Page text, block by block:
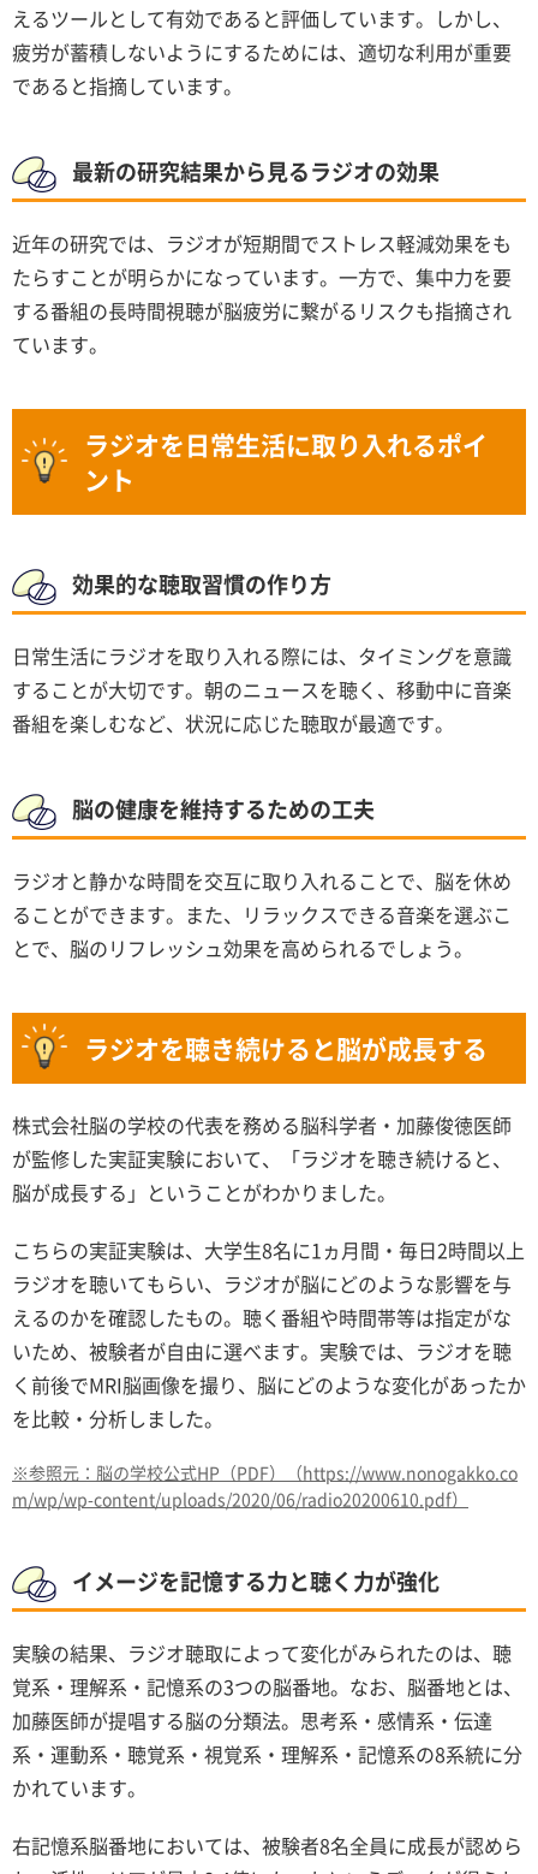
えるツールとして有効であると評価しています。しかし、
疲労が蓄積しないようにするためには、適切な利用が重要
であると指摘しています。
最新の研究結果から見るラジオの効果
近年の研究では、ラジオが短期間でストレス軽減効果をも
たらすことが明らかになっています。一方で、集中力を要
する番組の長時間視聴が脳疲労に繋がるリスクも指摘され
ています。
ラジオを日常生活に取り入れるポイ
ント
効果的な聴取習慣の作り方
日常生活にラジオを取り入れる際には、タイミングを意識
することが大切です。朝のニュースを聴く、移動中に音楽
番組を楽しむなど、状況に応じた聴取が最適です。
脳の健康を維持するための工夫
ラジオと静かな時間を交互に取り入れることで、脳を休め
ることができます。また、リラックスできる音楽を選ぶこ
とで、脳のリフレッシュ効果を高められるでしょう。
ラジオを聴き続けると脳が成長する
株式会社脳の学校の代表を務める脳科学者・加藤俊徳医師
が監修した実証実験において、「ラジオを聴き続けると、
脳が成長する」ということがわかりました。
こちらの実証実験は、大学生8名に1ヵ月間・毎日2時間以上
ラジオを聴いてもらい、ラジオが脳にどのような影響を与
えるのかを確認したもの。聴く番組や時間帯等は指定がな
いため、被験者が自由に選べます。実験では、ラジオを聴
く前後でMRI脳画像を撮り、脳にどのような変化があったか
を比較・分析しました。
※参照元：脳の学校公式HP（PDF）（https://www.nonogakko.co
m/wp/wp-content/uploads/2020/06/radio20200610.pdf）
イメージを記憶する力と聴く力が強化
実験の結果、ラジオ聴取によって変化がみられたのは、聴
覚系・理解系・記憶系の3つの脳番地。なお、脳番地とは、
加藤医師が提唱する脳の分類法。思考系・感情系・伝達
系・運動系・聴覚系・視覚系・理解系・記憶系の8系統に分
かれています。
右記憶系脳番地においては、被験者8名全員に成長が認めら